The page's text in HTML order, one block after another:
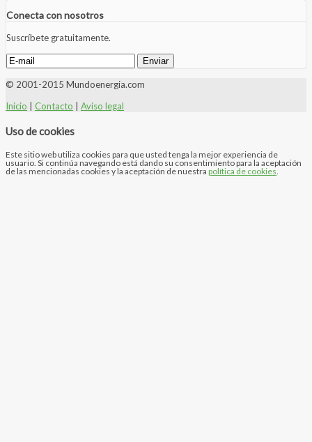
Conecta con nosotros
Suscríbete gratuitamente.
© 2001-2015 Mundoenergia.com
Inicio
Contacto Aviso legal
Uso de cookies
Este sitio web utiliza cookies para que usted tenga la mejor experiencia de
usuario. Si continúa navegando está dando su consentimiento para la aceptación
de las mencionadas cookies y la aceptación de nuestra política de cookies